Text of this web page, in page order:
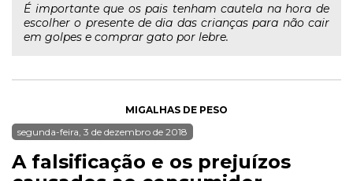
É importante que os pais tenham cautela na hora de
escolher o presente de dia das crianças para não cair
em golpes e comprar gato por lebre.
MIGALHAS DE PESO
segunda-feira, 3 de dezembro de 2018
A falsificação e os prejuízos